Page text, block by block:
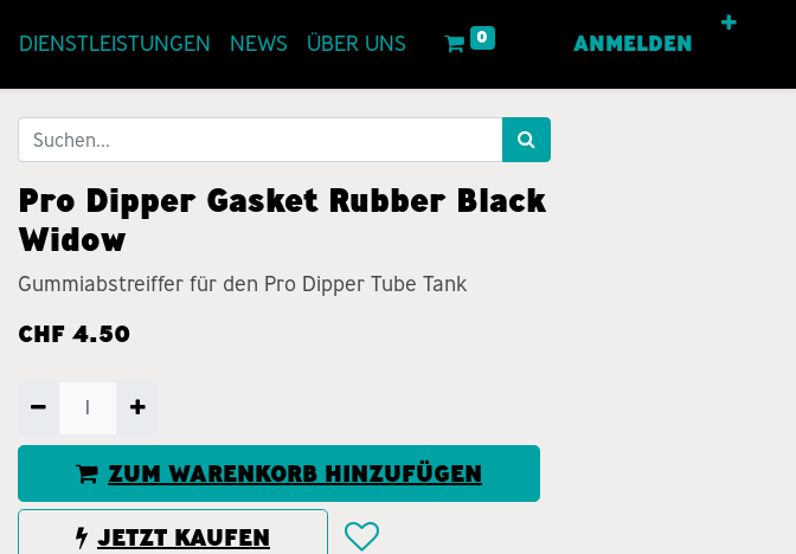
DIENSTLEISTUNGEN NEWS ÜBER UNS 0 ANMELDEN
Pro Dipper Gasket Rubber Black
Widow
Gummiabstreiffer für den Pro Dipper Tube Tank
CHF 4.50
ZUM WARENKORB HINZUFÜGEN
JETZT KAUFEN